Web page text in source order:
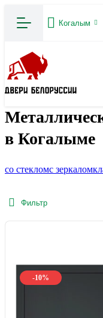
Когалым
в Когалыме
со стекломс зеркалом
Фильтр
-10%